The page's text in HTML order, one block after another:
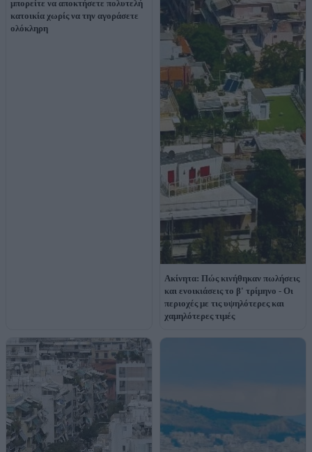
μπορείτε να αποκτήσετε πολυτελή
κατοικία χωρίς να την αγοράσετε
ολόκληρη
Ακίνητα: Πώς κινήθηκαν πωλήσεις
και ενοικιάσεις το β' τρίμηνο - Οι
περιοχές με τις υψηλότερες και
χαμηλότερες τιμές